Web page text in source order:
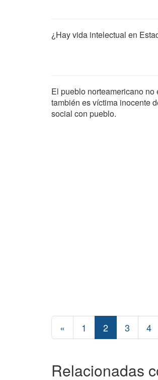
¿Hay vida intelectual en
El pueblo norteamericano
también es víctima inocente
social con pueblo.
« 1 2 3 4
Relacionadas